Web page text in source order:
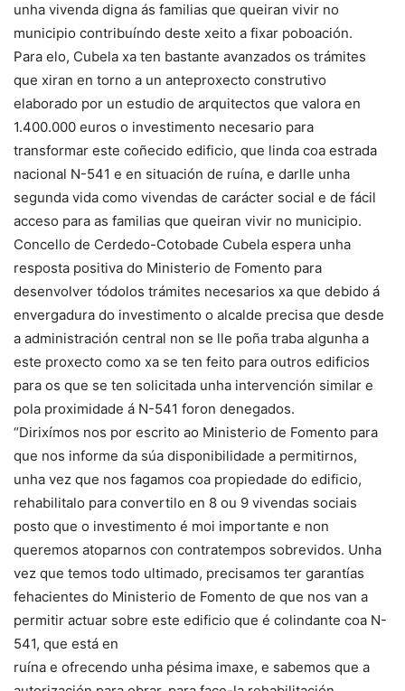
unha vivenda digna ás familias que queiran vivir no
municipio contribuíndo deste xeito a fixar poboación.
Para elo, Cubela xa ten bastante avanzados os trámites
que xiran en torno a un anteproxecto construtivo
elaborado por un estudio de arquitectos que valora en
1.400.000 euros o investimento necesario para
transformar este coñecido edificio, que linda coa estrada
nacional N-541 e en situación de ruína, e darlle unha
segunda vida como vivendas de carácter social e de fácil
acceso para as familias que queiran vivir no municipio.
Concello de Cerdedo-Cotobade Cubela espera unha
resposta positiva do Ministerio de Fomento para
desenvolver tódolos trámites necesarios xa que debido á
envergadura do investimento o alcalde precisa que desde
a administración central non se lle poña traba algunha a
este proxecto como xa se ten feito para outros edificios
para os que se ten solicitada unha intervención similar e
pola proximidade á N-541 foron denegados.
“Dirixímos nos por escrito ao Ministerio de Fomento para
que nos informe da súa disponibilidade a permitirnos,
unha vez que nos fagamos coa propiedade do edificio,
rehabilitalo para convertilo en 8 ou 9 vivendas sociais
posto que o investimento é moi importante e non
queremos atoparnos con contratempos sobrevidos. Unha
vez que temos todo ultimado, precisamos ter garantías
fehacientes do Ministerio de Fomento de que nos van a
permitir actuar sobre este edificio que é colindante coa N-
541, que está en
ruína e ofrecendo unha pésima imaxe, e sabemos que a